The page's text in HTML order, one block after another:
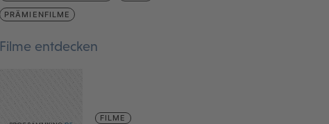
PRÄMIENFILME
Filme entdecken
FILME